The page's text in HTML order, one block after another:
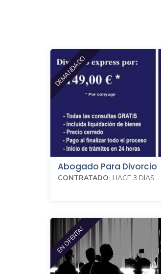
DEMANDADO
Abogado Para Divorcio
CONTRATADO: HACE 3 DÍAS
EN OFERTA!